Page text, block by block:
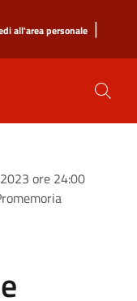
all'area personale |
ore 24:00